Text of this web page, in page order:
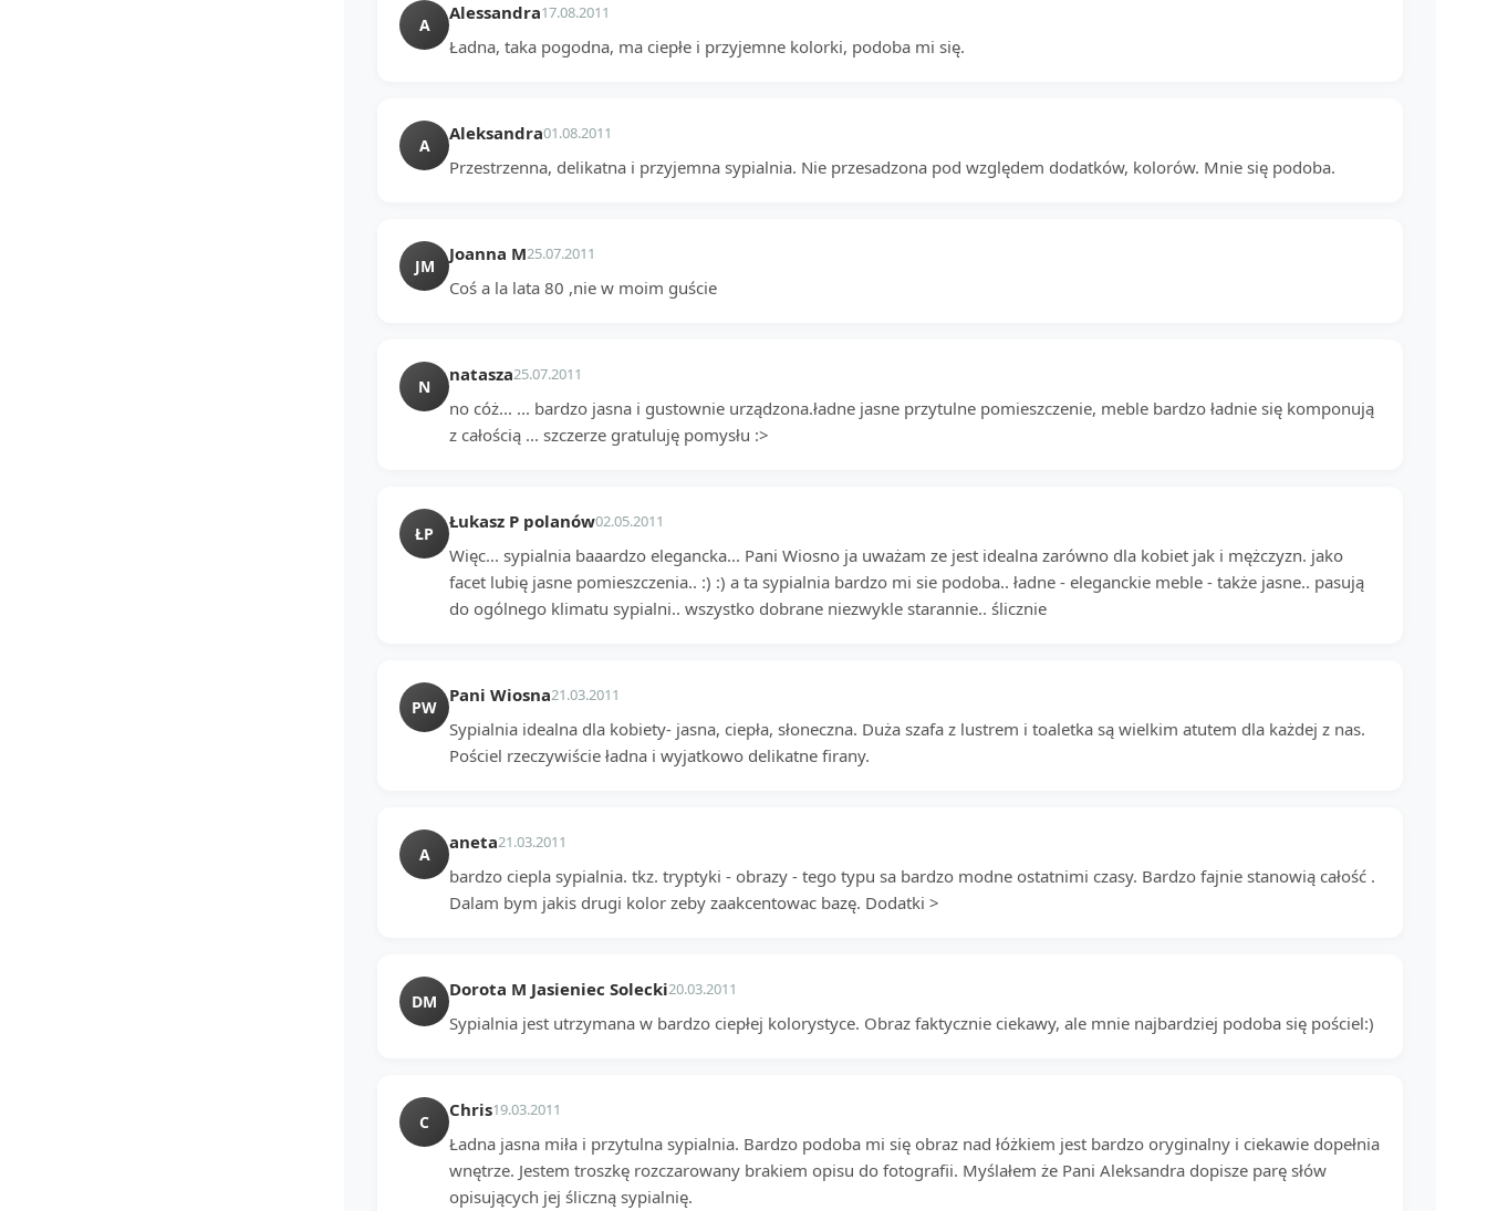
A
Alessandra17.08.2011
Ładna, taka pogodna, ma ciepłe i przyjemne kolorki, podoba mi się.
A
Aleksandra01.08.2011
Przestrzenna, delikatna i przyjemna sypialnia. Nie przesadzona pod względem dodatków, kolorów. Mnie się podoba.
JM
Joanna M25.07.2011
Coś a la lata 80 ,nie w moim guście
N
natasza25.07.2011
no cóż... ... bardzo jasna i gustownie urządzona.ładne jasne przytulne pomieszczenie, meble bardzo ładnie się komponują
z całością ... szczerze gratuluję pomysłu :>
ŁP
Łukasz P polanów02.05.2011
Więc... sypialnia baaardzo elegancka... Pani Wiosno ja uważam ze jest idealna zarówno dla kobiet jak i mężczyzn. jako
facet lubię jasne pomieszczenia.. :) :) a ta sypialnia bardzo mi sie podoba.. ładne - eleganckie meble - także jasne.. pasują
do ogólnego klimatu sypialni.. wszystko dobrane niezwykle starannie.. ślicznie
PW
Pani Wiosna21.03.2011
Sypialnia idealna dla kobiety- jasna, ciepła, słoneczna. Duża szafa z lustrem i toaletka są wielkim atutem dla każdej z nas.
Pościel rzeczywiście ładna i wyjatkowo delikatne firany.
A
aneta21.03.2011
bardzo ciepla sypialnia. tkz. tryptyki - obrazy - tego typu sa bardzo modne ostatnimi czasy. Bardzo fajnie stanowią całość .
Dalam bym jakis drugi kolor zeby zaakcentowac bazę. Dodatki >
DM
Dorota M Jasieniec Solecki20.03.2011
Sypialnia jest utrzymana w bardzo ciepłej kolorystyce. Obraz faktycznie ciekawy, ale mnie najbardziej podoba się pościel:)
C
Chris19.03.2011
Ładna jasna miła i przytulna sypialnia. Bardzo podoba mi się obraz nad łóżkiem jest bardzo oryginalny i ciekawie dopełnia
wnętrze. Jestem troszkę rozczarowany brakiem opisu do fotografii. Myślałem że Pani Aleksandra dopisze parę słów
opisujących jej śliczną sypialnię.